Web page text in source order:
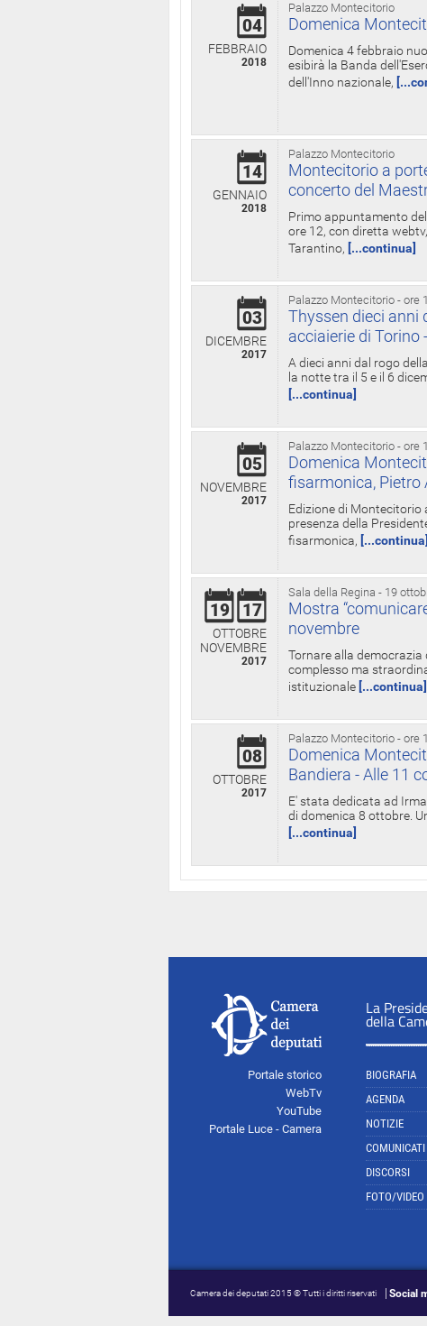
Palazzo Montecitorio
04
FEBBRAIO
2018
Domenica
Domenica 4 febbraio
esibirà la Banda
dell'Inno nazionale,
Palazzo Montecitorio
14
GENNAIO
2018
Montecitorio a
concerto del
Primo appuntamento
ore 12, con diretta
Tarantino, [...continua]
Palazzo Montecitorio - ore
03
DICEMBRE
2017
Thyssen dieci anni
acciaierie di Torino
A dieci anni dal rogo
la notte tra il 5 e il 6
[...continua]
Palazzo Montecitorio - ore
05
NOVEMBRE
2017
Domenica
fisarmonica, Pietro
Edizione di Montecitorio
presenza della
fisarmonica, [...continua]
Sala della Regina - 19
19 17
OTTOBRE
NOVEMBRE
2017
Mostra
novembre
Tornare alla
complesso ma
istituzionale [...continua]
Palazzo Montecitorio - ore
08
OTTOBRE
2017
Domenica
Bandiera - Alle 11
E' stata dedicata ad
di domenica 8 ottobre.
[...continua]
Portale storico
WebTv
YouTube
Portale Luce - Camera
La
della
BIOGRAFIA
AGENDA
NOTIZIE
COMUNICATI
DISCORSI
FOTO/VIDEO
Camera dei deputati 2015 © Tutti i diritti riservati Social